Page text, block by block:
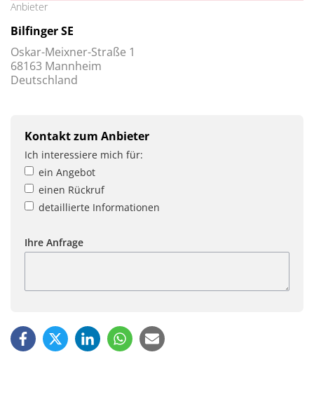
Anbieter
Bilfinger SE
Oskar-Meixner-Straße 1
68163 Mannheim
Deutschland
Kontakt zum Anbieter
Ich interessiere mich für:
ein Angebot
einen Rückruf
detaillierte Informationen
Ihre Anfrage